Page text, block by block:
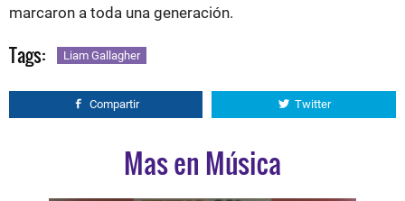
marcaron a toda una generación.
Tags: Liam Gallagher
Compartir Twitter
Mas en Música